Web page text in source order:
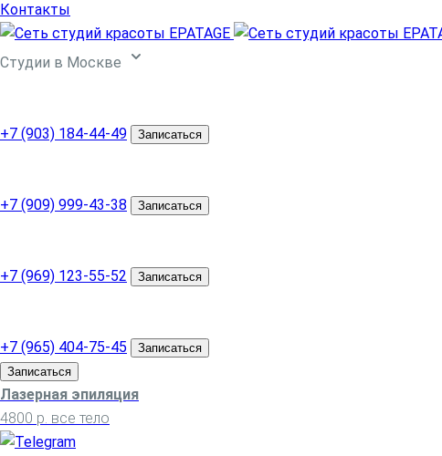
Контакты
Cтудии в Москве
+7 (903) 184-44-49
Записаться
+7 (909) 999-43-38
Записаться
+7 (969) 123-55-52
Записаться
+7 (965) 404-75-45
Записаться
Записаться
Лазерная эпиляция
4800 р. все тело